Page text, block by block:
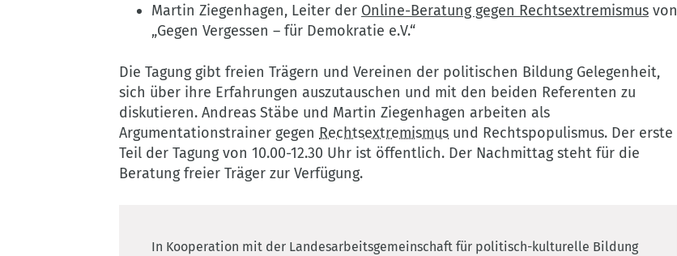
Martin Ziegenhagen, Leiter der Online-Beratung gegen Rechtsextremismus von
„Gegen Vergessen – für Demokratie e.V.“
Die Tagung gibt freien Trägern und Vereinen der politischen Bildung Gelegenheit,
sich über ihre Erfahrungen auszutauschen und mit den beiden Referenten zu
diskutieren. Andreas Stäbe und Martin Ziegenhagen arbeiten als
Argumentationstrainer gegen Rechtsextremismus und Rechtspopulismus. Der erste
Teil der Tagung von 10.00-12.30 Uhr ist öffentlich. Der Nachmittag steht für die
Beratung freier Träger zur Verfügung.
In Kooperation mit der Landesarbeitsgemeinschaft für politisch-kulturelle Bildung